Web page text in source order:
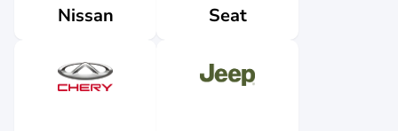
Nissan Seat